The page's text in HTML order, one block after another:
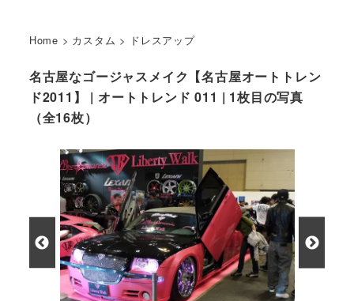
Home > カスタム > ドレスアップ
名古屋なゴージャスメイク【名古屋オートトレン
ド2011】 | オートトレンド 011 | 1枚目の写真
（全16枚）